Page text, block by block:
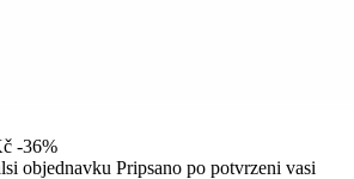
-36%
objednavku Pripsano po potvrzeni vasi